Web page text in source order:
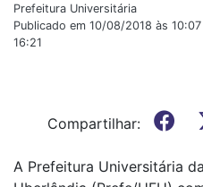
Prefeitura Universitária
Publicado em 10/08/2018 às
16:21
Compartilhar:
A Prefeitura Universitária